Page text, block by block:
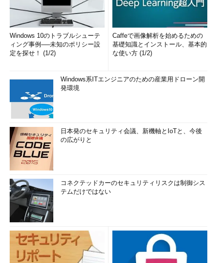
Windows 10のトラブルシューテ
ィング事例──未知のポリシー設
定を探せ！ (1/2)
Caffeで画像解析を始めるための
基礎知識とインストール、基本的
な使い方 (1/2)
Windows系ITエンジニアのための産業用ドローン開
発環境
日本発のセキュリティ会議、新機軸とIoTと、今後
の広がりと
コネクテッドカーのセキュリティリスクは制御シス
テムだけではない